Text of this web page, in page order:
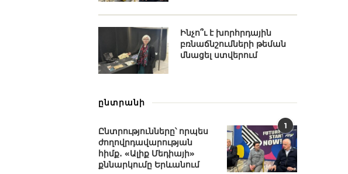
Ինչո՞ւ է խորհրդային
բռնաճնշումների թեման
մնացել ստվերում
ընտրանի
1
Ընտրությունները՝ որպես
ժողովրդավարության
հիմք․ «Ալիք Մեդիայի»
քննարկումը Երևանում